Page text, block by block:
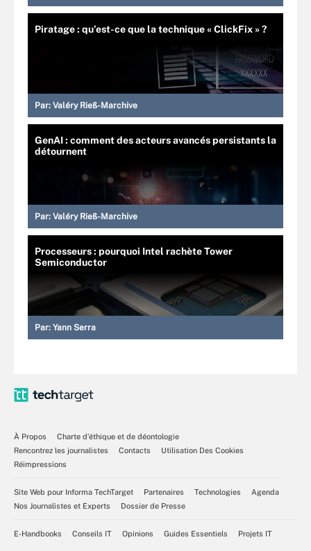
Piratage : qu’est-ce que la technique « ClickFix » ?
Par: Valéry Rieß-Marchive
GenAI : comment des acteurs avancés persistants la
détournent
Par: Valéry Rieß-Marchive
Processeurs : pourquoi Intel rachète Tower
Semiconductor
Par: Yann Serra
À Propos
Charte d’éthique et de déontologie
Rencontrez les journalistes
Contacts
Utilisation Des Cookies
Réimpressions
Site Web pour Informa TechTarget Partenaires Technologies
Agenda
Nos Journalistes et Experts
Dossier de Presse
E-Handbooks Conseils IT Opinions Guides Essentiels Projets IT